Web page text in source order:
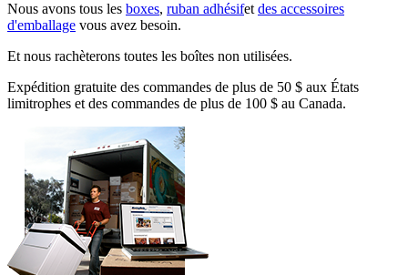
Nous avons tous les boxes, ruban adhésifet des accessoires
d'emballage vous avez besoin.
Et nous rachèterons toutes les boîtes non utilisées.
Expédition gratuite des commandes de plus de 50 $ aux États
limitrophes et des commandes de plus de 100 $ au Canada.